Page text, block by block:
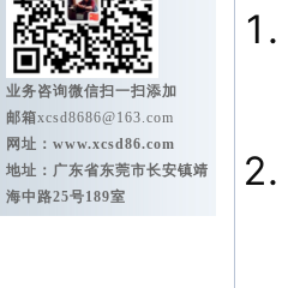
业务咨询微信扫一扫添加
邮箱xcsd8686@163.com
网址： www.xcsd86.com
地址：广东省东莞市长安镇靖
海中路25号189室